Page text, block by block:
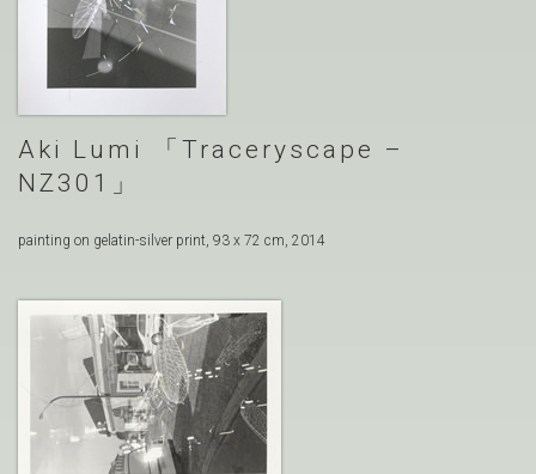
Aki Lumi
Traceryscape –
NZ301
painting on gelatin-silver print, 93 x 72 cm, 2014